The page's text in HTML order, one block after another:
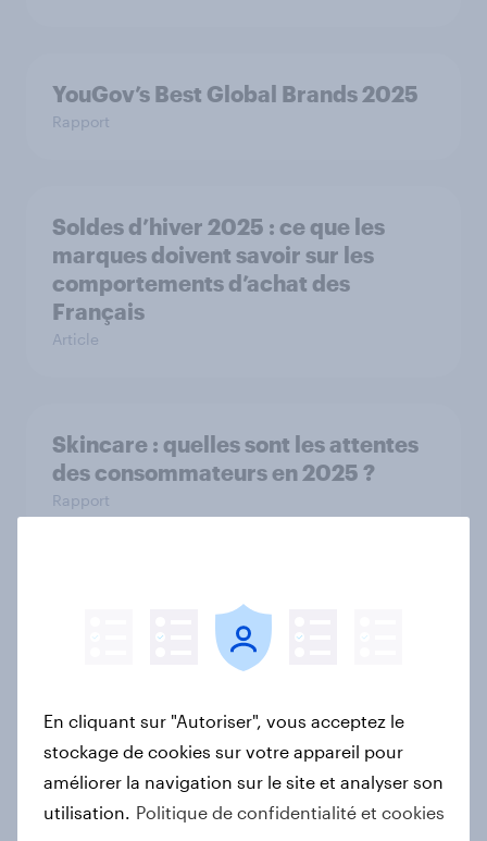
YouGov’s Best Global Brands 2025
Rapport
Soldes d’hiver 2025 : ce que les
marques doivent savoir sur les
comportements d’achat des
Français
Article
Skincare : quelles sont les attentes
des consommateurs en 2025 ?
Rapport
Après les fêtes, place au « Dry
January » : les Français relèvent-ils
Le Dynamic Pricing : une stratégie
efficace ?
En cliquant sur "Autoriser", vous acceptez le
stockage de cookies sur votre appareil pour
améliorer la navigation sur le site et analyser son
utilisation.
Politique de confidentialité et cookies